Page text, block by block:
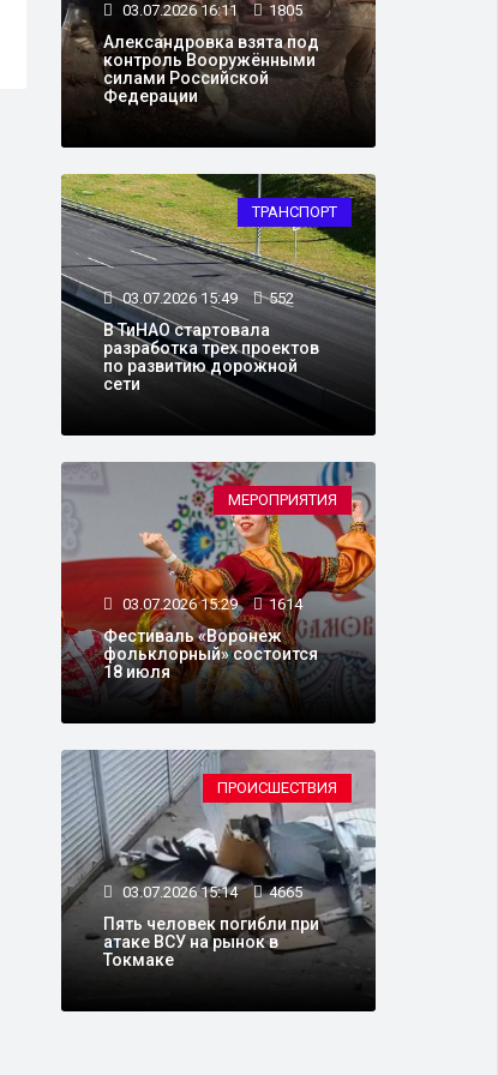
Украине с атаками на
Петербург
03.07.2026 16:11 1805
Александровка взята под
контроль Вооружёнными
силами Российской
Федерации
ТРАНСПОРТ
03.07.2026 15:49 552
В ТиНАО стартовала
разработка трех проектов
по развитию дорожной
сети
МЕРОПРИЯТИЯ
03.07.2026 15:29 1614
Фестиваль «Воронеж
фольклорный» состоится
18 июля
ПРОИСШЕСТВИЯ
03.07.2026 15:14 4665
Пять человек погибли при
атаке ВСУ на рынок в
Токмаке